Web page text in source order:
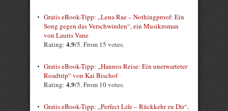
Gratis eBook-Tipp: „Lena Rae – Nothingproof: Ein
Song gegen das Verschwinden“, ein Musikroman
von Lauris Vane
Rating: 4.9/5. From 15 votes.
Gratis eBook-Tipp: „Hannos Reise: Ein unerwarteter
Roadtrip“ von Kai Bischof
Rating: 4.9/5. From 10 votes.
Gratis eBook-Tipp: „Perfect Life – Rückkehr zu Dir“,